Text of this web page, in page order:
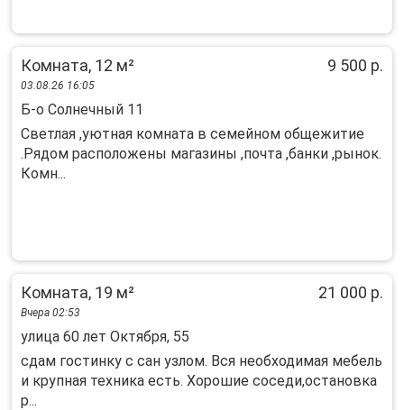
Комната, 12 м² 9 500 р.
03.08.26 16:05
Б-о Солнечный 11
Светлая ,уютная комната в семейном общежитие
.Рядом расположены магазины ,почта ,банки ,рынок.
Комн...
Комната, 19 м² 21 000 р.
Вчера 02:53
улица 60 лет Октября, 55
сдам гостинку с сан узлом. Вся необходимая мебель
и крупная техника есть. Хорошие соседи,остановка
р...